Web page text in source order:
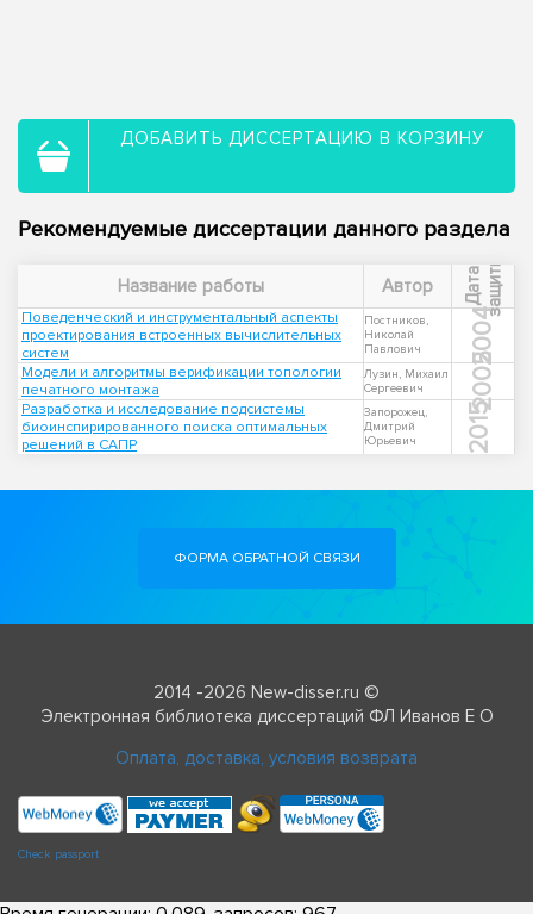
ДОБАВИТЬ ДИССЕРТАЦИЮ В КОРЗИНУ
Рекомендуемые диссертации данного раздела
Название работы Автор Д
а
т
а
з
а
щ
и
т ы
Поведенческий и инструментальный аспекты
проектирования встроенных вычислительных
систем
Постников,
Николай
Павлович
2004
Модели и алгоритмы верификации топологии
печатного монтажа
Лузин, Михаил
Сергеевич
2005
Разработка и исследование подсистемы
биоинспирированного поиска оптимальных
решений в САПР
Запорожец,
Дмитрий
Юрьевич
2015
ФОРМА ОБРАТНОЙ СВЯЗИ
2014 -2026 New-disser.ru ©
Электронная библиотека диссертаций ФЛ Иванов Е О
Оплата, доставка, условия возврата
Check passport